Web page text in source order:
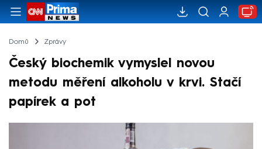
Domů Zprávy
Český biochemik vymyslel novou
metodu měření alkoholu v krvi. Stačí
papírek a pot